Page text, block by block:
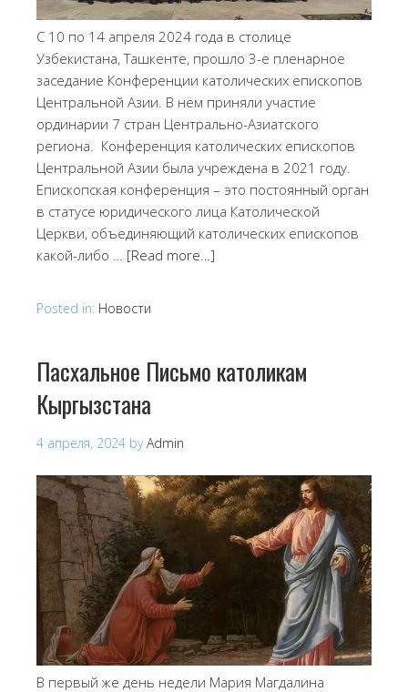
С 10 по 14 апреля 2024 года в столице
Узбекистана, Ташкенте, прошло 3-е пленарное
заседание Конференции католических епископов
Центральной Азии. В нём приняли участие
ординарии 7 стран Центрально-Азиатского
региона. Конференция католических епископов
Центральной Азии была учреждена в 2021 году.
Епископская конференция – это постоянный орган
в статусе юридического лица Католической
Церкви, объединяющий католических епископов
какой-либо … [Read more…]
Posted in: Новости
Пасхальное Письмо католикам
Кыргызстана
4 апреля, 2024 byAdmin
В первый же день недели Мария Магдалина